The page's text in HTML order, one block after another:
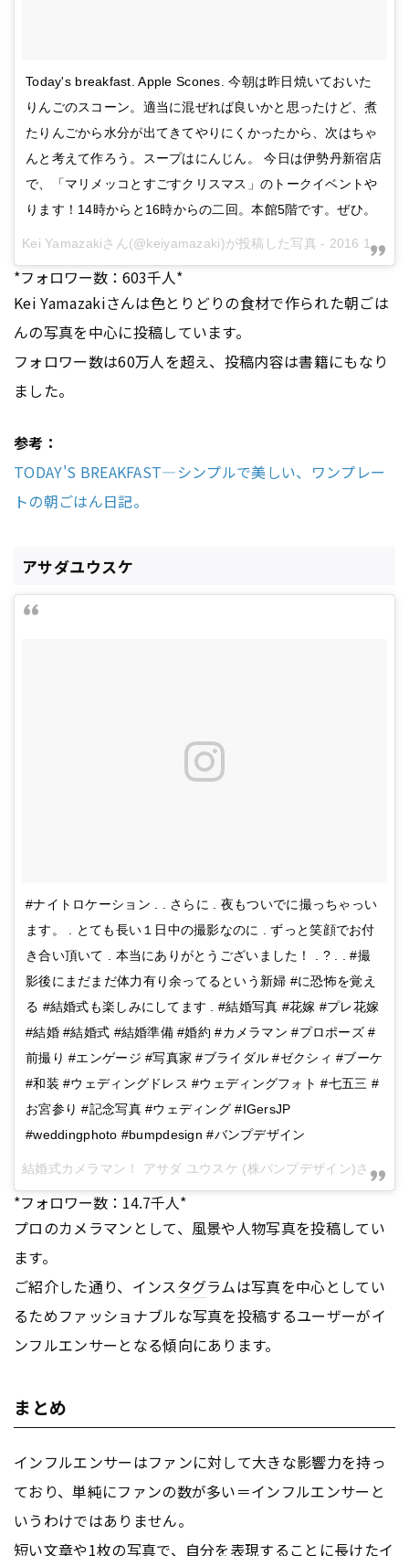
Today's breakfast. Apple Scones. 今朝は昨日焼いておいた
りんごのスコーン。適当に混ぜれば良いかと思ったけど、煮
たりんごから水分が出てきてやりにくかったから、次はちゃ
んと考えて作ろう。スープはにんじん。 今日は伊勢丹新宿店
で、「マリメッコとすごすクリスマス」のトークイベントや
ります！14時からと16時からの二回。本館5階です。ぜひ。
Kei Yamazakiさん(@keiyamazaki)が投稿した写真 - 2016 11月 25 3:41午後 PST
*フォロワー数：603千人*
Kei Yamazakiさんは色とりどりの食材で作られた朝ごは
んの写真を中心に投稿しています。
フォロワー数は60万人を超え、投稿内容は書籍にもなり
ました。
参考：
TODAY'S BREAKFAST―シンプルで美しい、ワンプレー
トの朝ごはん日記。
アサダユウスケ
#ナイトロケーション . . さらに . 夜もついでに撮っちゃっい
ます。 . とても長い１日中の撮影なのに . ずっと笑顔でお付
き合い頂いて . 本当にありがとうございました！ . ? . . #撮
影後にまだまだ体力有り余ってるという新婦 #に恐怖を覚え
る #結婚式も楽しみにしてます . #結婚写真 #花嫁 #プレ花嫁
#結婚 #結婚式 #結婚準備 #婚約 #カメラマン #プロポーズ #
前撮り #エンゲージ #写真家 #ブライダル #ゼクシィ #ブーケ
#和装 #ウェディングドレス #ウェディングフォト #七五三 #
お宮参り #記念写真 #ウェディング #IGersJP
#weddingphoto #bumpdesign #バンプデザイン
結婚式カメラマン！ アサダ ユウスケ (株バンプデザイン)さん(@bumpdesign_yusuke_asada)が投稿した写真 -
*フォロワー数：14.7千人*
プロのカメラマンとして、風景や人物写真を投稿してい
ます。
ご紹介した通り、インスタグラムは写真を中心としてい
るためファッショナブルな写真を投稿するユーザーがイ
ンフルエンサーとなる傾向にあります。
まとめ
インフルエンサーはファンに対して大きな影響力を持っ
ており、単純にファンの数が多い＝インフルエンサーと
いうわけではありません。
短い文章や1枚の写真で、自分を表現することに長けたイ